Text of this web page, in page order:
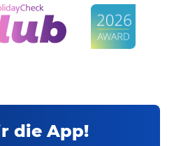
die App!